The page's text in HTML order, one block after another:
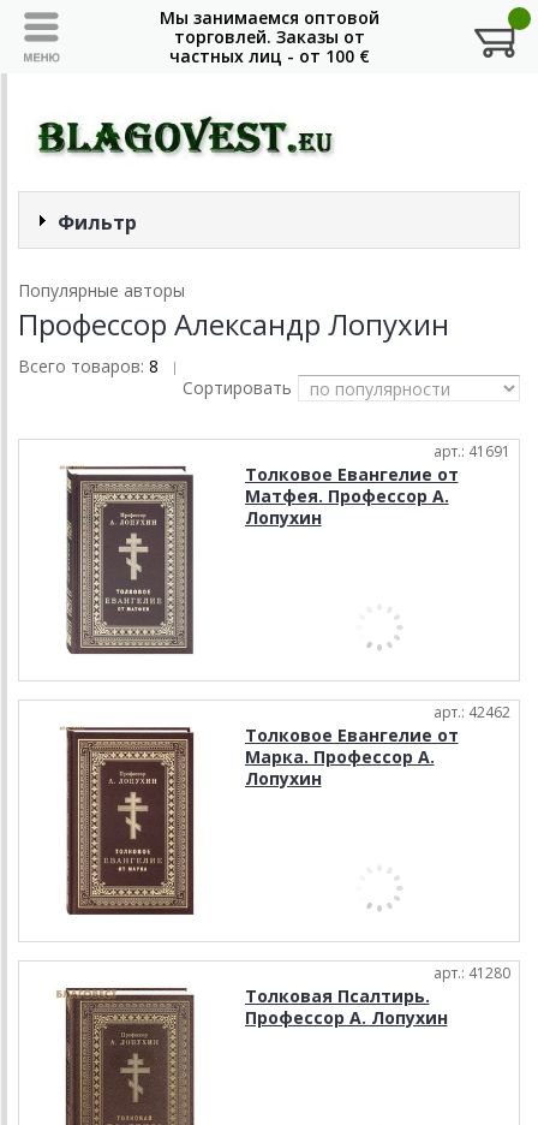
Фильтр
Популярные авторы
Профессор Александр Лопухин
Всего товаров: 8 |
Сортировать
арт.: 41691
Толковое Евангелие от
Матфея. Профессор А.
Лопухин
арт.: 42462
Толковое Евангелие от
Марка. Профессор А.
Лопухин
арт.: 41280
Толковая Псалтирь.
Профессор А. Лопухин